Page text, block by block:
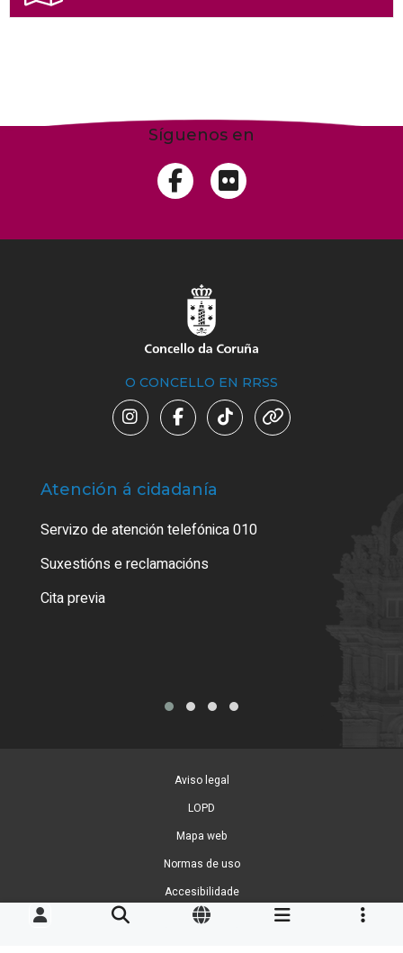
Síguenos en
O CONCELLO EN RRSS
Atención á cidadanía
Servizo de atención telefónica 010
Suxestións e reclamacións
Cita previa
Aviso legal
LOPD
Mapa web
Normas de uso
Accesibilidade
Xestión de cookies